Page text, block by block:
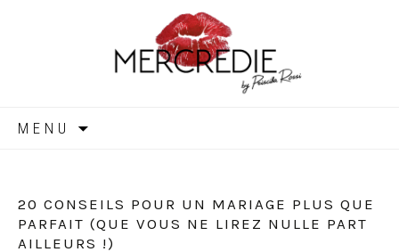
MERCREDIE
MENU
20 CONSEILS POUR UN MARIAGE PLUS QUE
PARFAIT (QUE VOUS NE LIREZ NULLE PART
AILLEURS !)